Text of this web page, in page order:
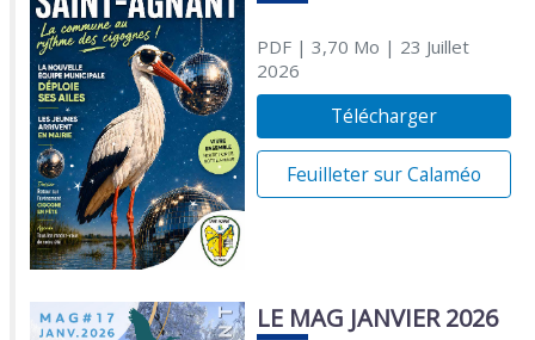
PDF| 3,70 Mo | 23 Juillet
2026
Télécharger
Feuilleter sur Calaméo
LE MAG JANVIER 2026